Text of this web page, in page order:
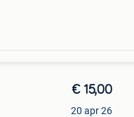
€ 15,00
20 apr 26